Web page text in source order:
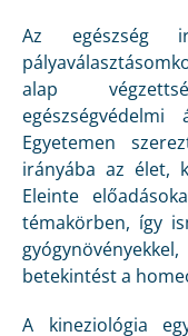
Az egészség
alap
Egyetemen
irányába az élet,
Eleinte
témakörben, így
betekintést a
A kineziológia